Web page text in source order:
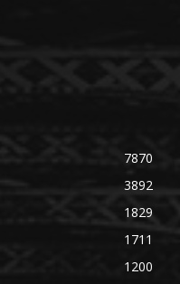
7870
3892
1829
1711
1200